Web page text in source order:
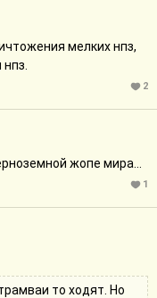
мелких нпз,
2
жопе мира...
1
то ходят. Но